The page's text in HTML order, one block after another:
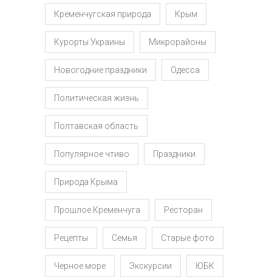
Кременчугская природа Крым
Курорты Украины Микрорайоны
Новогодние праздники Одесса
Политическая жизнь
Полтавская область
Популярное чтиво Праздники
Природа Крыма
Прошлое Кременчуга Ресторан
Рецепты Семья Старые фото
Черное море Экскурсии ЮБК